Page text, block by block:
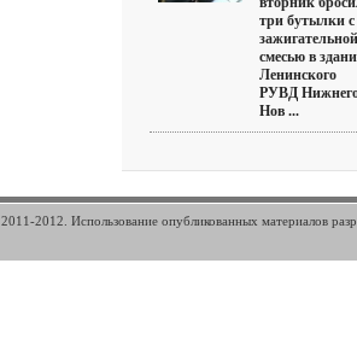
три бутылки с
зажигательной
смесью в
Ленинского
РУВД
Нов ...
2011-2012. Использование опубликованных материалов